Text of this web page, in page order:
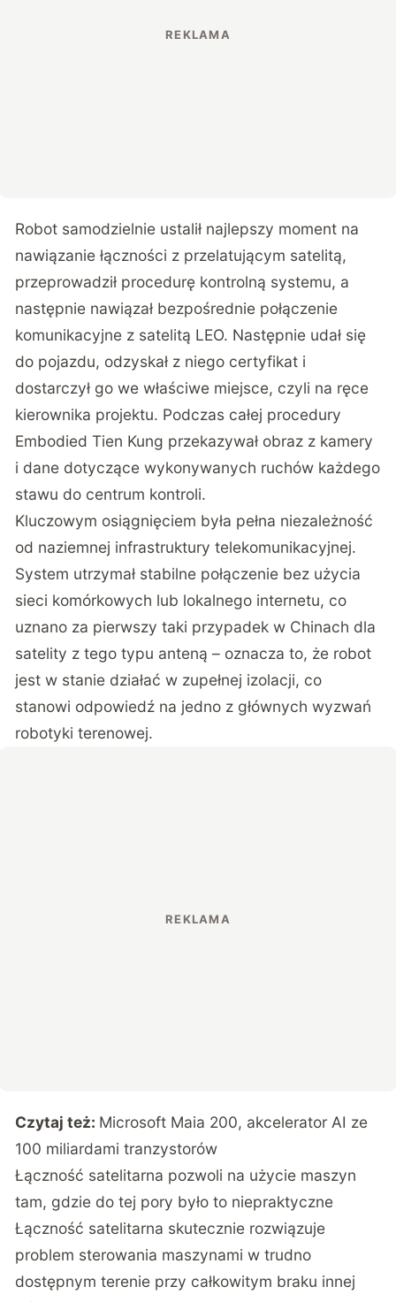
Robot samodzielnie ustalił najlepszy moment na
nawiązanie łączności z przelatującym satelitą,
przeprowadził procedurę kontrolną systemu, a
następnie nawiązał bezpośrednie połączenie
komunikacyjne z satelitą LEO. Następnie udał się
do pojazdu, odzyskał z niego certyfikat i
dostarczył go we właściwe miejsce, czyli na ręce
kierownika projektu. Podczas całej procedury
Embodied Tien Kung przekazywał obraz z kamery
i dane dotyczące wykonywanych ruchów każdego
stawu do centrum kontroli.
Kluczowym osiągnięciem była pełna niezależność
od naziemnej infrastruktury telekomunikacyjnej.
System utrzymał stabilne połączenie bez użycia
sieci komórkowych lub lokalnego internetu, co
uznano za pierwszy taki przypadek w Chinach dla
satelity z tego typu anteną – oznacza to, że robot
jest w stanie działać w zupełnej izolacji, co
stanowi odpowiedź na jedno z głównych wyzwań
robotyki terenowej.
Czytaj też: Microsoft Maia 200, akcelerator AI ze
100 miliardami tranzystorów
Łączność satelitarna pozwoli na użycie maszyn
tam, gdzie do tej pory było to niepraktyczne
Łączność satelitarna skutecznie rozwiązuje
problem sterowania maszynami w trudno
dostępnym terenie przy całkowitym braku innej